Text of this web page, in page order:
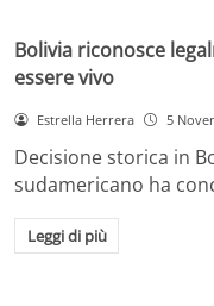
Bolivia riconosce
essere vivo
Estrella Herrera 5
Decisione storica in
sudamericano ha
Leggi di più